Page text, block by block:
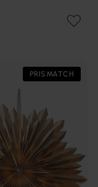
PRISMATCH